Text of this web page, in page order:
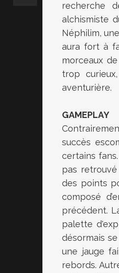
recherche
alchismiste
Néphilim,
aura fort à
morceaux
trop
aventurière.
GAMEPLAY
succès
certains
pas
des points
composé
précédent.
palette
désormais
une jauge
rebords.